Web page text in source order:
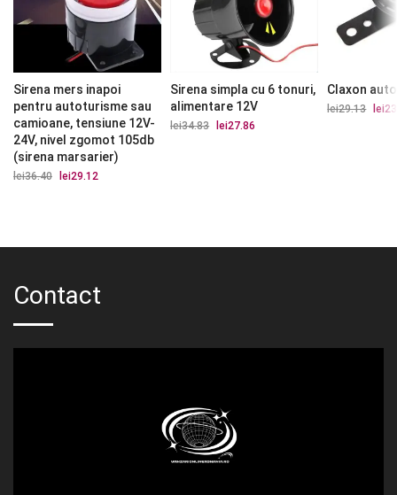
Sirena mers inapoi
pentru autoturisme sau
camioane, tensiune 12V-
24V, nivel zgomot 105db
(sirena marsarier)
lei36.40
Prețul
lei29.12
Sirena simpla cu 6 tonuri,
alimentare 12V
lei34.83
Prețul
lei27.86
Claxon
lei29.13 lei
Contact